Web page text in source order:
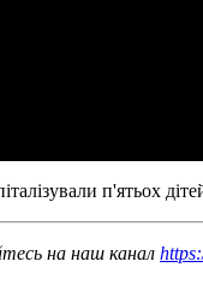
п'ятьох
на наш канал